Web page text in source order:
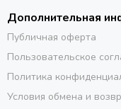
Дополнительная
Публичная оферта
Пользовательское
Политика
Условия обмена и